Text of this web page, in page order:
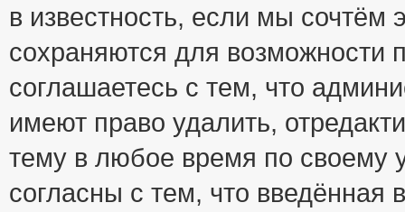
в известность, если мы
сохраняются для возможности
соглашаетесь с тем, что
имеют право удалить,
тему в любое время по своему
согласны с тем, что